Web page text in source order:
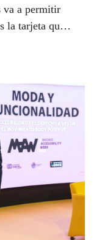
va a permitir
la tarjeta que